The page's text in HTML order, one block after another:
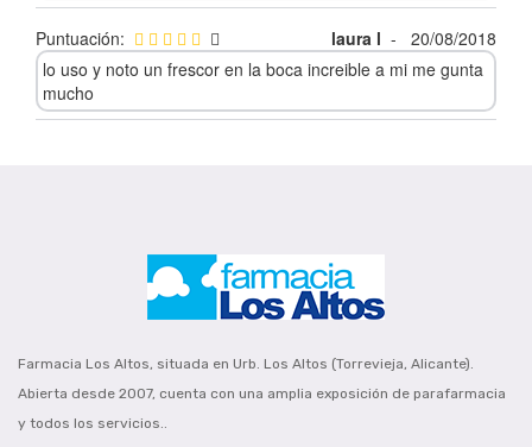
Puntuación: laura l -
20/08/2018
lo uso y noto un frescor en la boca increible a mi me gunta
mucho
Farmacia Los Altos, situada en Urb. Los Altos (Torrevieja, Alicante).
Abierta desde 2007, cuenta con una amplia exposición de parafarmacia
y todos los servicios..